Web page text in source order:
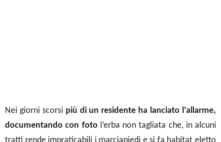
Nei giorni scorsi più di un residente ha lanciato l’allarme,
documentando con foto l’erba non tagliata che, in alcuni